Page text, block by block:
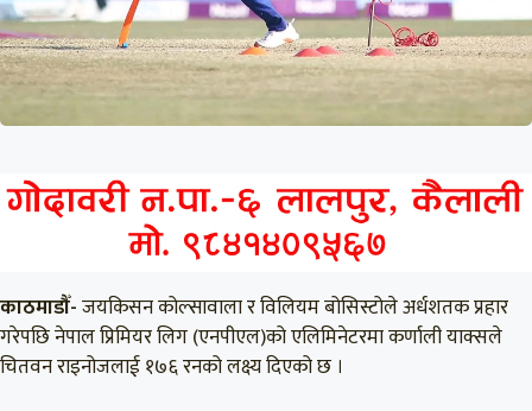
काठमाडौँ-जयकिसन कोल्सावाला र विलियम बोसिस्टोले अर्धशतक प्रहार
गरेपछि नेपाल प्रिमियर लिग (एनपीएल)को एलिमिनेटरमा कर्णाली याक्सले
चितवन राइनोजलाई १७६ रनको लक्ष्य दिएको छ ।